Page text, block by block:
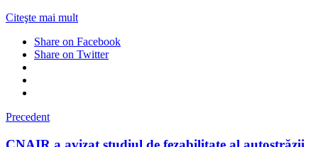
Citeşte mai mult
Share on Facebook
Share on Twitter
Precedent